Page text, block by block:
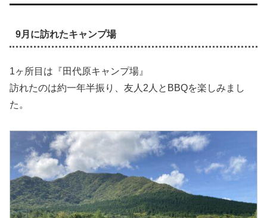
9月に訪れたキャンプ場
1ヶ所目は『田代原キャンプ場』
訪れたのは約一年半振り、友人2人とBBQを楽しみまし
た。